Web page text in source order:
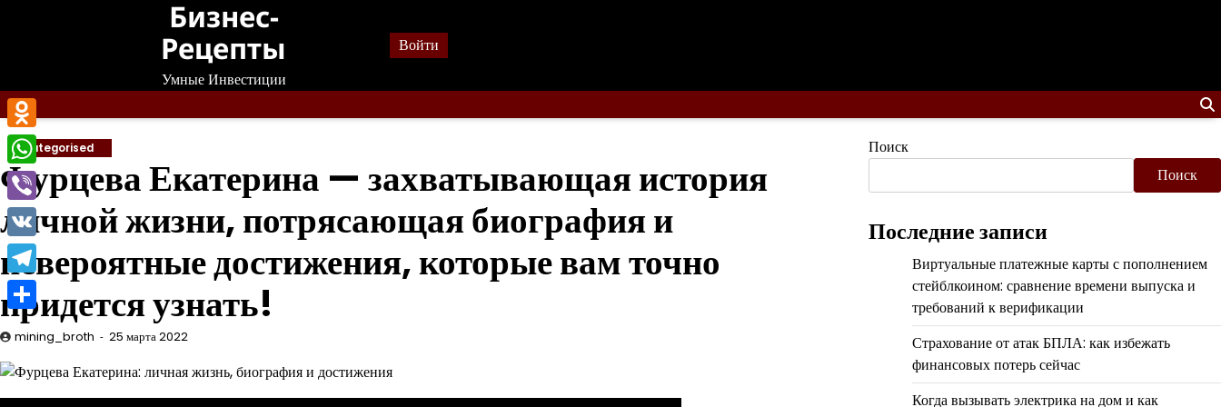
Бизнес-
Рецепты
Умные Инвестиции
Войти
Uncategorised
Фурцева Екатерина — захватывающая история
личной жизни, потрясающая биография и
невероятные достижения, которые вам точно
придется узнать!
mining_broth 25 марта 2022
Поиск
Поиск
Последние записи
Виртуальные платежные карты с пополнением
стейблкоином: сравнение времени выпуска и
требований к верификации
Страхование от атак БПЛА: как избежать
финансовых потерь сейчас
Когда вызывать электрика на дом и как
Odnoklassniki
WhatsApp
Viber
VK
Telegram
Отправить